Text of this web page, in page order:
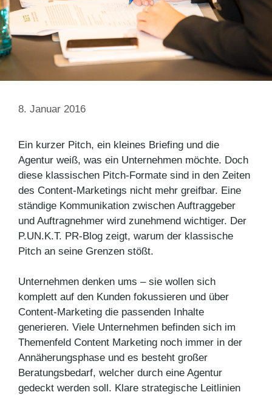
8. Januar 2016
Ein kurzer Pitch, ein kleines Briefing und die
Agentur weiß, was ein Unternehmen möchte. Doch
diese klassischen Pitch-Formate sind in den Zeiten
des Content-Marketings nicht mehr greifbar. Eine
ständige Kommunikation zwischen Auftraggeber
und Auftragnehmer wird zunehmend wichtiger. Der
P.UN.K.T. PR-Blog zeigt, warum der klassische
Pitch an seine Grenzen stößt.
Unternehmen denken ums – sie wollen sich
komplett auf den Kunden fokussieren und über
Content-Marketing die passenden Inhalte
generieren. Viele Unternehmen befinden sich im
Themenfeld Content Marketing noch immer in der
Annäherungsphase und es besteht großer
Beratungsbedarf, welcher durch eine Agentur
gedeckt werden soll. Klare strategische Leitlinien